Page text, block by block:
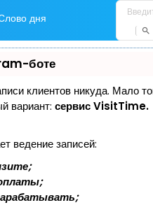
дня
боте
клиентов никуда. Мало
вариант: сервис VisitTime.
ведение записей: